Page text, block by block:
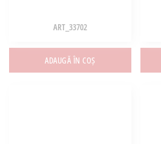
ART_33702
ADAUGĂ ÎN COȘ